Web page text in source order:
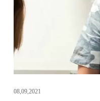
dentista
en
Tarragona
08,09,2021